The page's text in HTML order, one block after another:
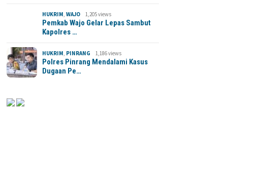
HUKRIM,WAJO 1,205 views
Pemkab Wajo Gelar Lepas Sambut
Kapolres …
HUKRIM, PINRANG 1,186 views
Polres Pinrang Mendalami Kasus
Dugaan Pe…